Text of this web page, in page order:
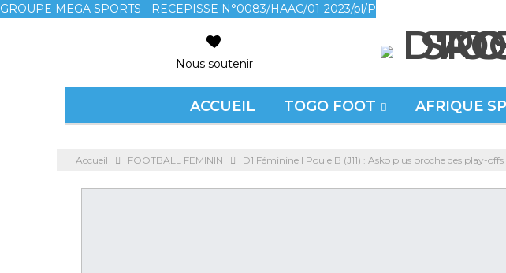
GROUPE MEGA SPORTS - RECEPISSE N°0083/HAAC/01-2023/pl/P
Nous soutenir
ACCUEIL TOGO FOOT AFRIQUE
Accueil FOOTBALL FEMININ D1 Féminine l Poule B (J11) : Asko plus proche des play-offs